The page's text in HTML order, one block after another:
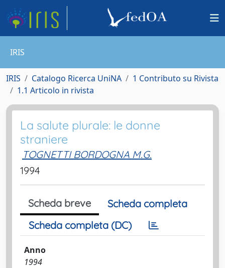
IRIS
IRIS Catalogo Ricerca UniNA
1 Contributo su Rivista
1.1 Articolo in rivista
La salute plurale: le donne
straniere
TOGNETTI BORDOGNA M.G.
1994
Scheda breve
Scheda completa
Scheda completa (DC)
Anno
1994